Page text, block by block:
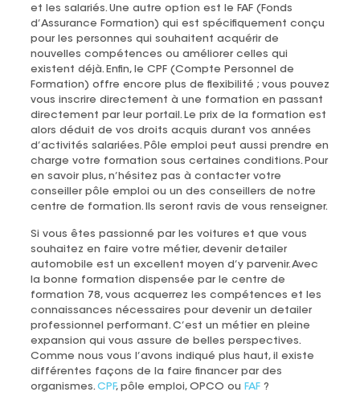
et les salariés. Une autre option est le FAF (Fonds
d’Assurance Formation) qui est spécifiquement conçu
pour les personnes qui souhaitent acquérir de
nouvelles compétences ou améliorer celles qui
existent déjà. Enfin, le CPF (Compte Personnel de
Formation) offre encore plus de flexibilité ; vous pouvez
vous inscrire directement à une formation en passant
directement par leur portail. Le prix de la formation est
alors déduit de vos droits acquis durant vos années
d’activités salariées. Pôle emploi peut aussi prendre en
charge votre formation sous certaines conditions. Pour
en savoir plus, n’hésitez pas à contacter votre
conseiller pôle emploi ou un des conseillers de notre
centre de formation. Ils seront ravis de vous renseigner.
Si vous êtes passionné par les voitures et que vous
souhaitez en faire votre métier, devenir detailer
automobile est un excellent moyen d’y parvenir. Avec
la bonne formation dispensée par le centre de
formation 78, vous acquerrez les compétences et les
connaissances nécessaires pour devenir un detailer
professionnel performant. C’est un métier en pleine
expansion qui vous assure de belles perspectives.
Comme nous vous l’avons indiqué plus haut, il existe
différentes façons de la faire financer par des
organismes. CPF, pôle emploi, OPCO ou FAF?